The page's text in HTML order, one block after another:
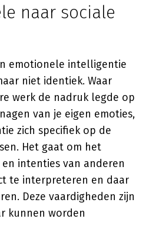
naar sociale
emotionele intelligentie
niet identiek. Waar
werk de nadruk legde op
van je eigen emoties,
zich specifiek op de
Het gaat om het
intenties van anderen
te interpreteren en daar
Deze vaardigheden zijn
kunnen worden